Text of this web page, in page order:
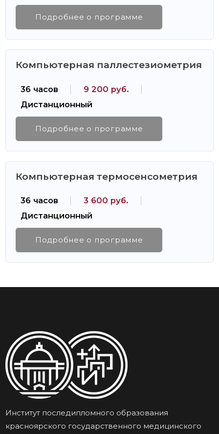
Подробнее о программе
Компьютерная паллестезиометрия
36 часов
9 200 руб.
Дистанционный
Подробнее о программе
Компьютерная термосенсометрия
36 часов
3 600 руб.
Дистанционный
Подробнее о программе
Институт последипломного образования
красноярского государственного медицинского